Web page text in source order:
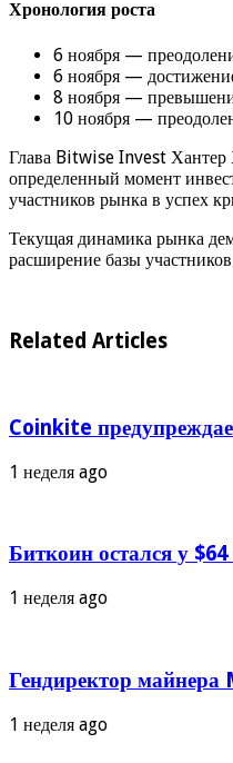
Хронология роста
6 ноября —
6 ноября —
8 ноября —
10 ноября —
Глава Bitwise Invest Хантер
определенный момент
участников рынка в успех
Текущая динамика рынка
расширение базы
Related Articles
Coinkite
1 неделя ago
Биткоин остался у
1 неделя ago
Гендиректор майнера
1 неделя ago